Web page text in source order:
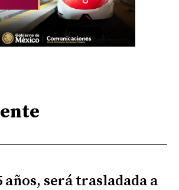
años, será trasladada a